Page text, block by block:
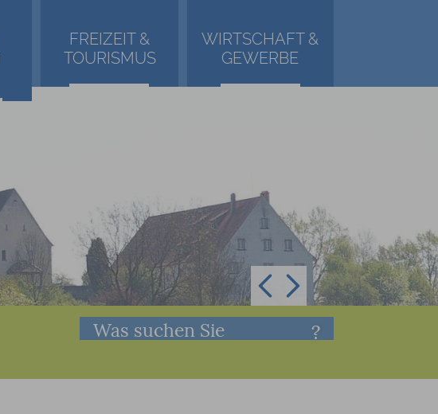
FREIZEIT &
TOURISMUS
WIRTSCHAFT &
GEWERBE
Was suchen Sie